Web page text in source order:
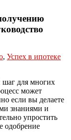
, Успех в ипотеке
для многих
может
если вы делаете
знаниями и
упростить
одобрение